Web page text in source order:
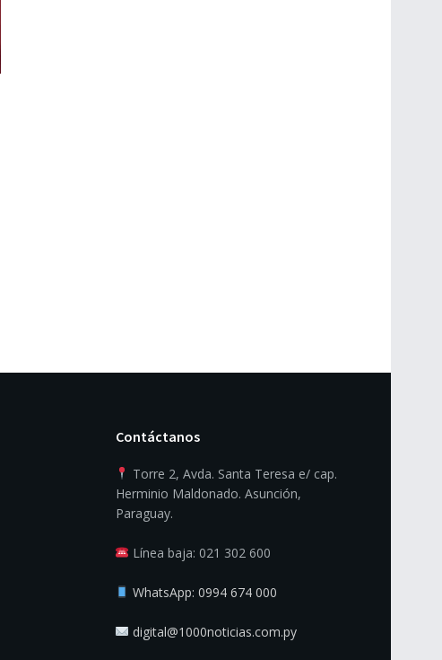
Contáctanos
Torre 2, Avda. Santa Teresa e/ cap.
Herminio Maldonado. Asunción,
Paraguay.
Línea baja: 021 302 600
WhatsApp: 0994 674 000
digital@1000noticias.com.py